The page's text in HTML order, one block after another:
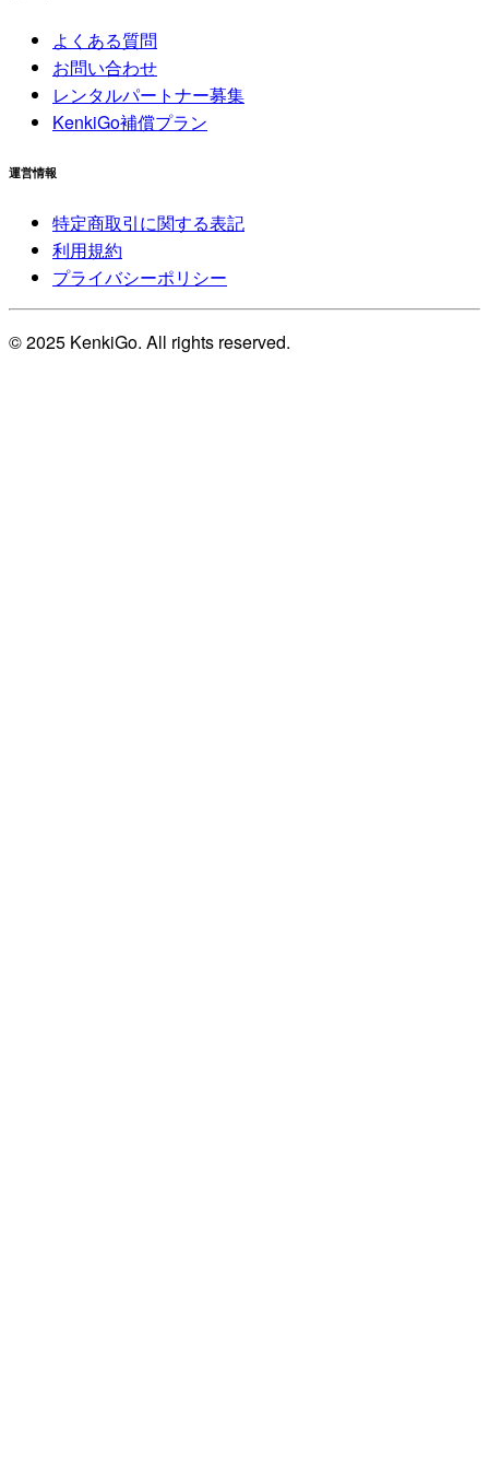
よくある質問
お問い合わせ
レンタルパートナー募集
KenkiGo補償プラン
運営情報
特定商取引に関する表記
利用規約
プライバシーポリシー
© 2025 KenkiGo. All rights reserved.